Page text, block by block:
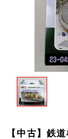
【中古】鉄